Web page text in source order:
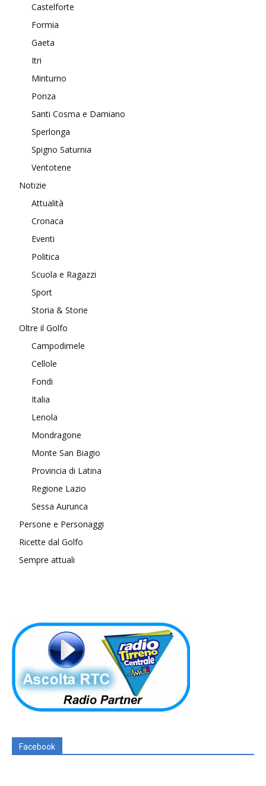
Castelforte
Formia
Gaeta
Itri
Minturno
Ponza
Santi Cosma e Damiano
Sperlonga
Spigno Saturnia
Ventotene
Notizie
Attualità
Cronaca
Eventi
Politica
Scuola e Ragazzi
Sport
Storia & Storie
Oltre il Golfo
Campodimele
Cellole
Fondi
Italia
Lenola
Mondragone
Monte San Biagio
Provincia di Latina
Regione Lazio
Sessa Aurunca
Persone e Personaggi
Ricette dal Golfo
Sempre attuali
Facebook